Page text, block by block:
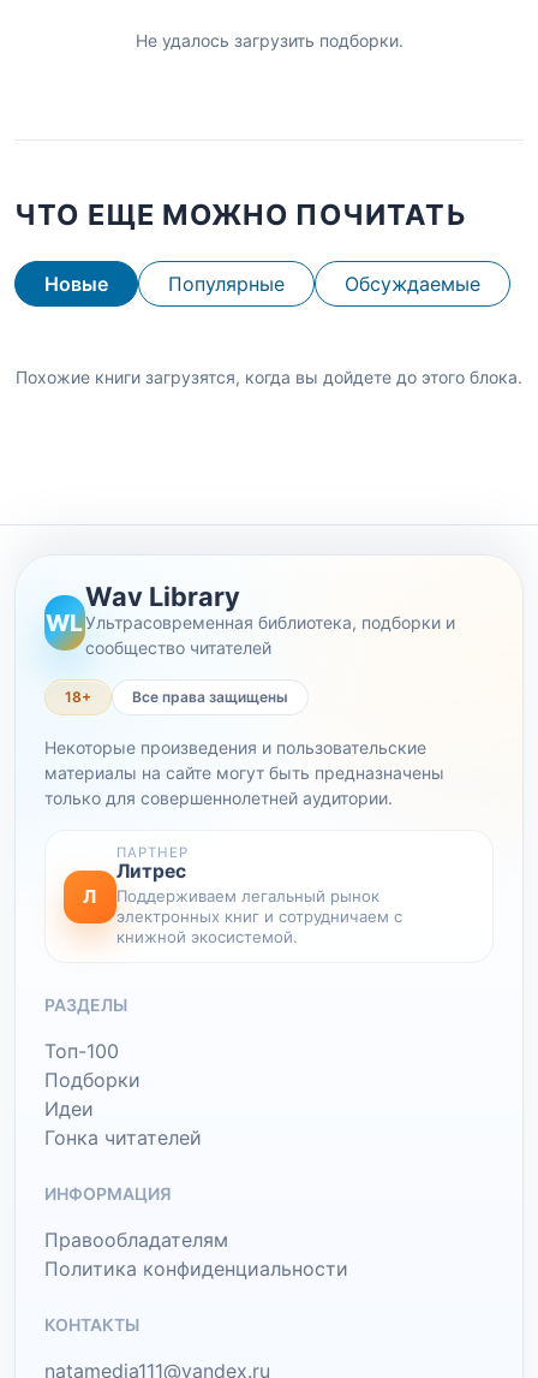
Не удалось загрузить подборки.
ЧТО ЕЩЕ МОЖНО ПОЧИТАТЬ
Новые Популярные Обсуждаемые
Похожие книги загрузятся, когда вы дойдете до этого блока.
WL
Wav Library
Ультрасовременная библиотека, подборки и
сообщество читателей
18+ Все права защищены
Некоторые произведения и пользовательские
материалы на сайте могут быть предназначены
только для совершеннолетней аудитории.
Л
ПАРТНЕР
Литрес
Поддерживаем легальный рынок
электронных книг и сотрудничаем с
книжной экосистемой.
РАЗДЕЛЫ
Топ-100
Подборки
Идеи
Гонка читателей
ИНФОРМАЦИЯ
Правообладателям
Политика конфиденциальности
КОНТАКТЫ
natamedia111@yandex.ru